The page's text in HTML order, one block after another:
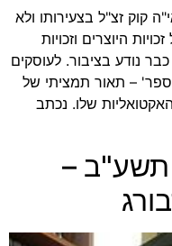
קוק זצ"ל בצעירותו ולא
היוצרים וזכויות
נודע בציבור. לעוסקים
– תאור תמציתי של
שלו. נכתב
–